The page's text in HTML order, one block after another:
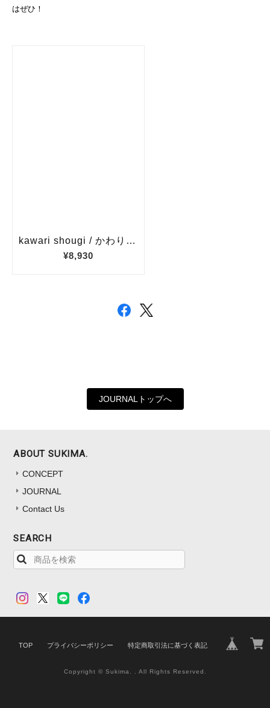
はぜひ！
JOURNALトップへ
ABOUT SUKIMA.
CONCEPT
JOURNAL
Contact Us
SEARCH
TOP プライバシーポリシー 特定商取引法に基づく表記
Copyright © Sukima. . All Rights Reserved.